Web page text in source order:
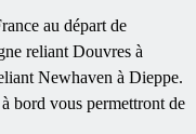
au départ de
reliant Douvres à
Newhaven à Dieppe.
bord vous permettront de